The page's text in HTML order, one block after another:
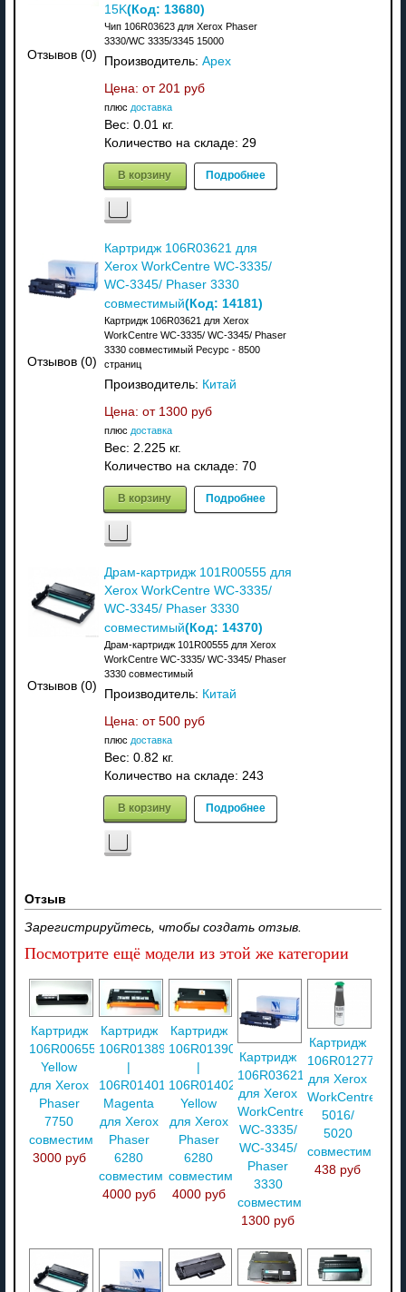
Отзывов (0)
15K(Код: 13680)
Чип 106R03623 для Xerox Phaser
3330/WC 3335/3345 15000
Производитель: Apex
Цена: от 201 руб
плюс доставка
Вес: 0.01 кг.
Количество на складе: 29
В корзину Подробнее
Отзывов (0)
Картридж 106R03621 для
Xerox WorkCentre WC-3335/
WC-3345/ Phaser 3330
совместимый(Код: 14181)
Картридж 106R03621 для Xerox
WorkCentre WC-3335/ WC-3345/ Phaser
3330 совместимый Ресурс - 8500
страниц
Производитель: Китай
Цена: от 1300 руб
плюс доставка
Вес: 2.225 кг.
Количество на складе: 70
В корзину Подробнее
Отзывов (0)
Драм-картридж 101R00555 для
Xerox WorkCentre WC-3335/
WC-3345/ Phaser 3330
совместимый(Код: 14370)
Драм-картридж 101R00555 для Xerox
WorkCentre WC-3335/ WC-3345/ Phaser
3330 совместимый
Производитель: Китай
Цена: от 500 руб
плюс доставка
Вес: 0.82 кг.
Количество на складе: 243
В корзину Подробнее
Отзыв
Зарегистрируйтесь, чтобы создать отзыв.
Посмотрите ещё модели из этой же категории
Картридж
106R00655
Yellow
для Xerox
Phaser
7750
совместимый
3000 руб
Картридж
106R01389
|
106R01401
Magenta
для Xerox
Phaser
6280
совместимый
4000 руб
Картридж
106R01390
|
106R01402
Yellow
для Xerox
Phaser
6280
совместимый
4000 руб
Картридж
106R03621
для Xerox
WorkCentre
WC-3335/
WC-3345/
Phaser
3330
совместимый
1300 руб
Картридж
106R01277
для Xerox
WorkCentre
5016/
5020
совместимый
438 руб